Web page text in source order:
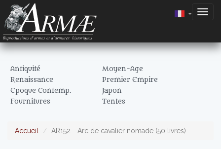
Antiquité
Moyen-Age
Renaissance
Premier Empire
Epoque Contemp.
Japon
Fournitures
Tentes
Accueil AR152 - Arc de cavalier nomade (50 livres)